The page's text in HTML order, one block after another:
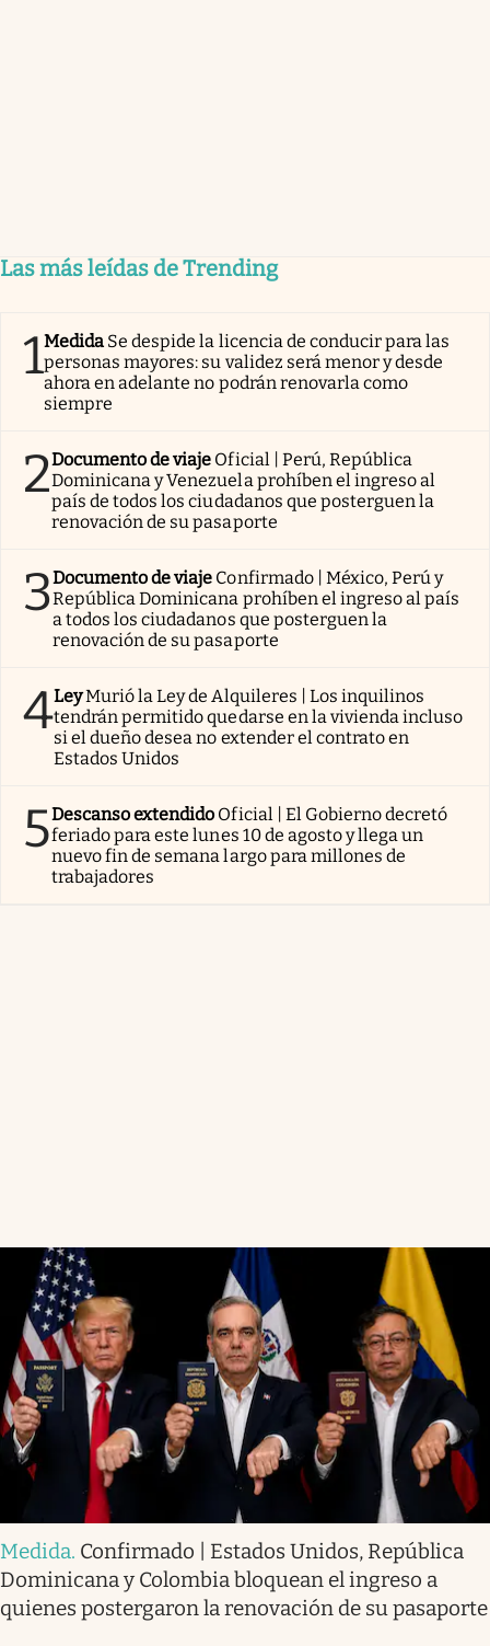
Las más leídas de Trending
1Medida Se despide la licencia de conducir para las
personas mayores: su validez será menor y desde
ahora en adelante no podrán renovarla como
siempre
2Documento de viaje Oficial | Perú, República
Dominicana y Venezuela prohíben el ingreso al
país de todos los ciudadanos que posterguen la
renovación de su pasaporte
3Documento de viaje Confirmado | México, Perú y
República Dominicana prohíben el ingreso al país
a todos los ciudadanos que posterguen la
renovación de su pasaporte
4LeyMurió la Ley de Alquileres | Los inquilinos
tendrán permitido quedarse en la vivienda incluso
si el dueño desea no extender el contrato en
Estados Unidos
5Descanso extendido Oficial | El Gobierno decretó
feriado para este lunes 10 de agosto y llega un
nuevo fin de semana largo para millones de
trabajadores
Medida. Confirmado | Estados Unidos, República
Dominicana y Colombia bloquean el ingreso a
quienes postergaron la renovación de su pasaporte